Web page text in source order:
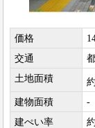
価格
交通
土地面積
建物面積
-
建ぺい率